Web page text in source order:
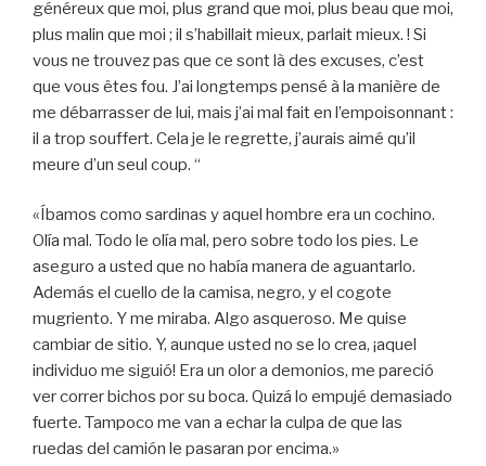
généreux que moi, plus grand que moi, plus beau que moi,
plus malin que moi ; il s’habillait mieux, parlait mieux. ! Si
vous ne trouvez pas que ce sont là des excuses, c’est
que vous êtes fou. J’ai longtemps pensé à la manière de
me débarrasser de lui, mais j’ai mal fait en l’empoisonnant :
il a trop souffert. Cela je le regrette, j’aurais aimé qu’il
meure d’un seul coup. “
«Íbamos como sardinas y aquel hombre era un cochino.
Olía mal. Todo le olía mal, pero sobre todo los pies. Le
aseguro a usted que no había manera de aguantarlo.
Además el cuello de la camisa, negro, y el cogote
mugriento. Y me miraba. Algo asqueroso. Me quise
cambiar de sitio. Y, aunque usted no se lo crea, ¡aquel
individuo me siguió! Era un olor a demonios, me pareció
ver correr bichos por su boca. Quizá lo empujé demasiado
fuerte. Tampoco me van a echar la culpa de que las
ruedas del camión le pasaran por encima.»